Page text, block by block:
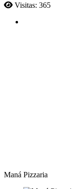
Visitas: 365
Maná Pizzaria